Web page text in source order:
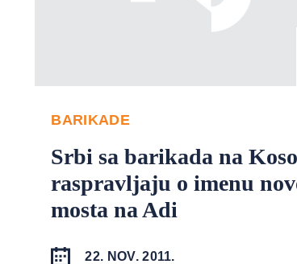
BARIKADE
Srbi sa barikada na
raspravljaju o imenu
mosta na Adi
22. NOV. 2011.